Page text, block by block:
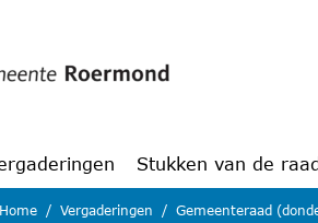
Stukken van de
Home Vergaderingen Gemeenteraad